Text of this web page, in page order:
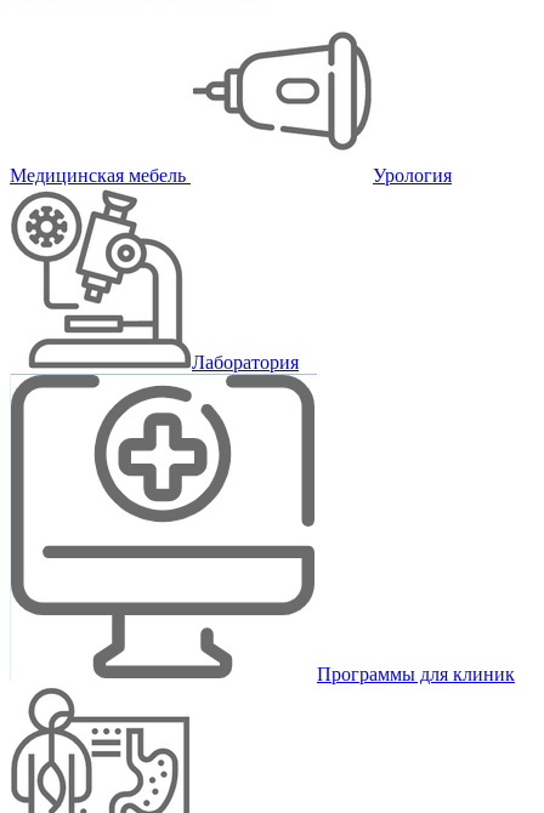
Медицинская мебель Урология
Лаборатория
Программы для клиник